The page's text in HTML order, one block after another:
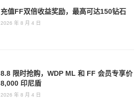
充值FF双倍收益奖励，最高可达150钻石
2026 年 8 月 4 日
8.8 限时抢购，WDP ML 和 FF 会员专享价
8,000 印尼盾
2026 年 8 月 4 日